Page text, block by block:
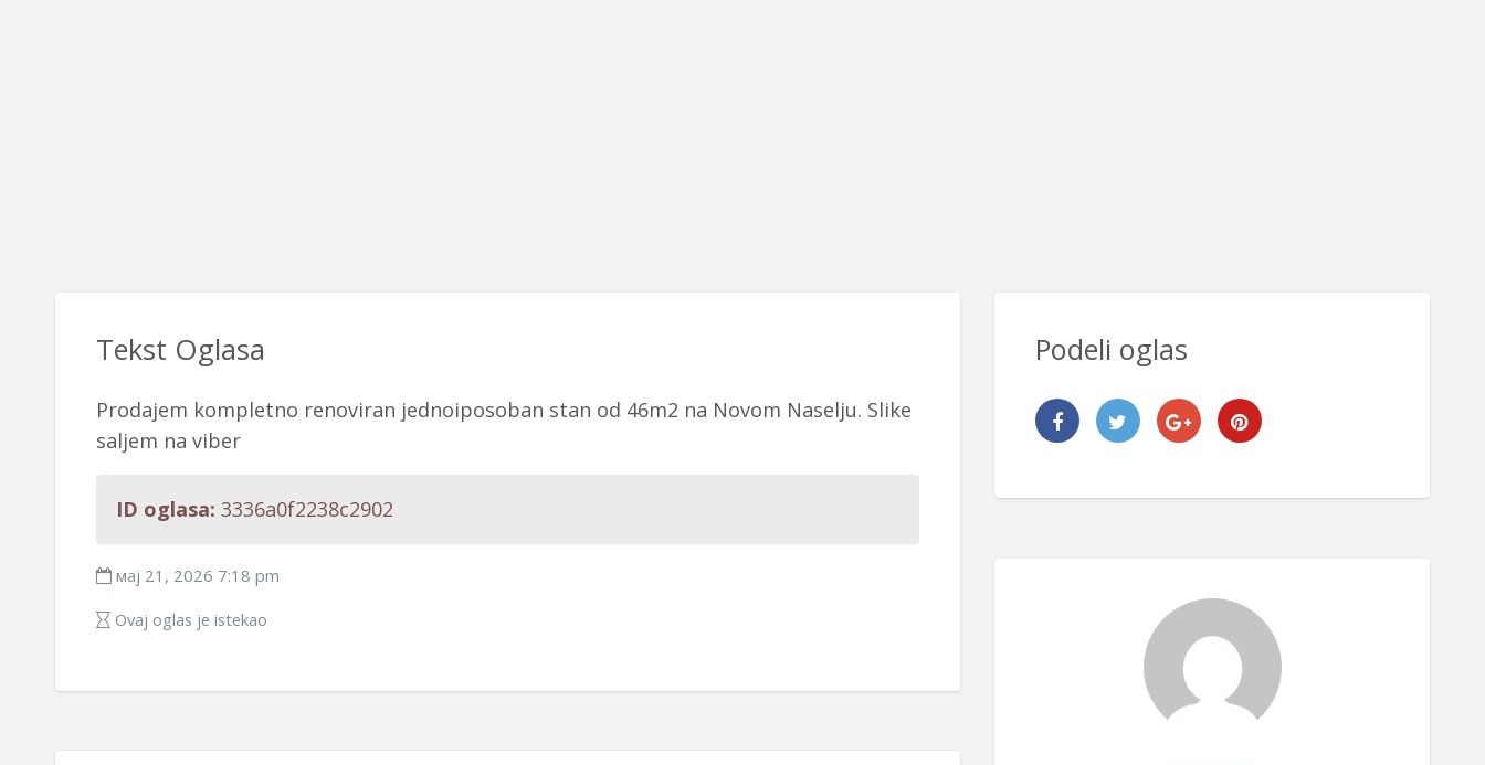
Tekst Oglasa
Prodajem kompletno renoviran jednoiposoban stan od 46m2 na Novom Naselju. Slike
saljem na viber
ID oglasa: 3336a0f2238c2902
мај 21, 2026 7:18 pm
Ovaj oglas je istekao
Podeli oglas